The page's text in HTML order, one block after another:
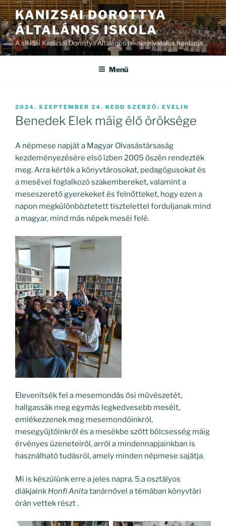
Tartalomhoz
KANIZSAI DOROTTYA
ÁLTALÁNOS ISKOLA
A siklósi Kanizsai Dorottya Általános Iskola hivatalos honlapja
Menü
BEKÜLDVE:
2024. SZEPTEMBER 24. KEDD SZERZŐ: EVELIN
Benedek Elek máig élő öröksége
A népmese napját a Magyar Olvasástársaság
kezdeményezésére első ízben 2005 őszén rendezték
meg. Arra kérték a könyvtárosokat, pedagógusokat és
a mesével foglalkozó szakembereket, valamint a
meseszerető gyerekeket és felnőtteket, hogy ezen a
napon megkülönböztetett tisztelettel forduljanak mind
a magyar, mind más népek meséi felé.
Elevenítsék fel a mesemondás ősi művészetét,
hallgassák meg egymás legkedvesebb meséit,
emlékezzenek meg mesemondóinkról,
mesegyűjtőinkről és a mesékbe szőtt bölcsesség máig
érvényes üzeneteiről, arról a mindennapjainkban is
használható tudásról, amely minden népmese sajátja.
Mi is készülünk erre a jeles napra. 5.a osztályos
diákjaink Honfi Anitatanárnővel a témában könyvtári
órán vettek részt .